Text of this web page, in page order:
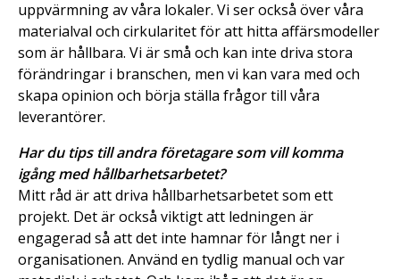
uppvärmning av våra lokaler. Vi ser också över våra
materialval och cirkularitet för att hitta affärsmodeller
som är hållbara. Vi är små och kan inte driva stora
förändringar i branschen, men vi kan vara med och
skapa opinion och börja ställa frågor till våra
leverantörer.
Har du tips till andra företagare som vill komma
igång med hållbarhetsarbetet?
Mitt råd är att driva hållbarhetsarbetet som ett
projekt. Det är också viktigt att ledningen är
engagerad så att det inte hamnar för långt ner i
organisationen. Använd en tydlig manual och var